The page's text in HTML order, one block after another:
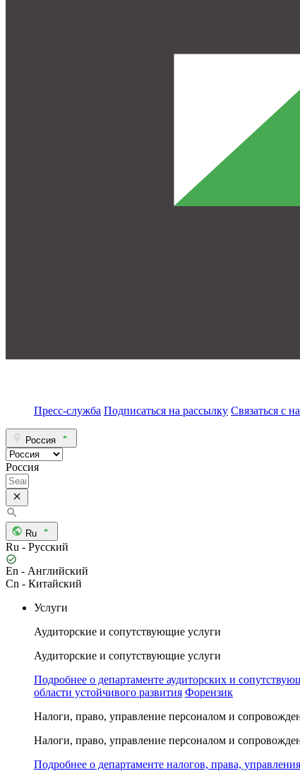
Пресс-служба Подписаться на рассылку Связаться с
Россия
Россия
Ru
Ru - Русский
En - Английский
Cn - Китайский
Услуги
Аудиторские и сопутствующие услуги
Аудиторские и сопутствующие услуги
Подробнее о департаменте аудиторских и
области устойчивого развития Форензик
Налоги, право, управление персоналом и
Налоги, право, управление персоналом и
Подробнее о департаменте налогов, права,